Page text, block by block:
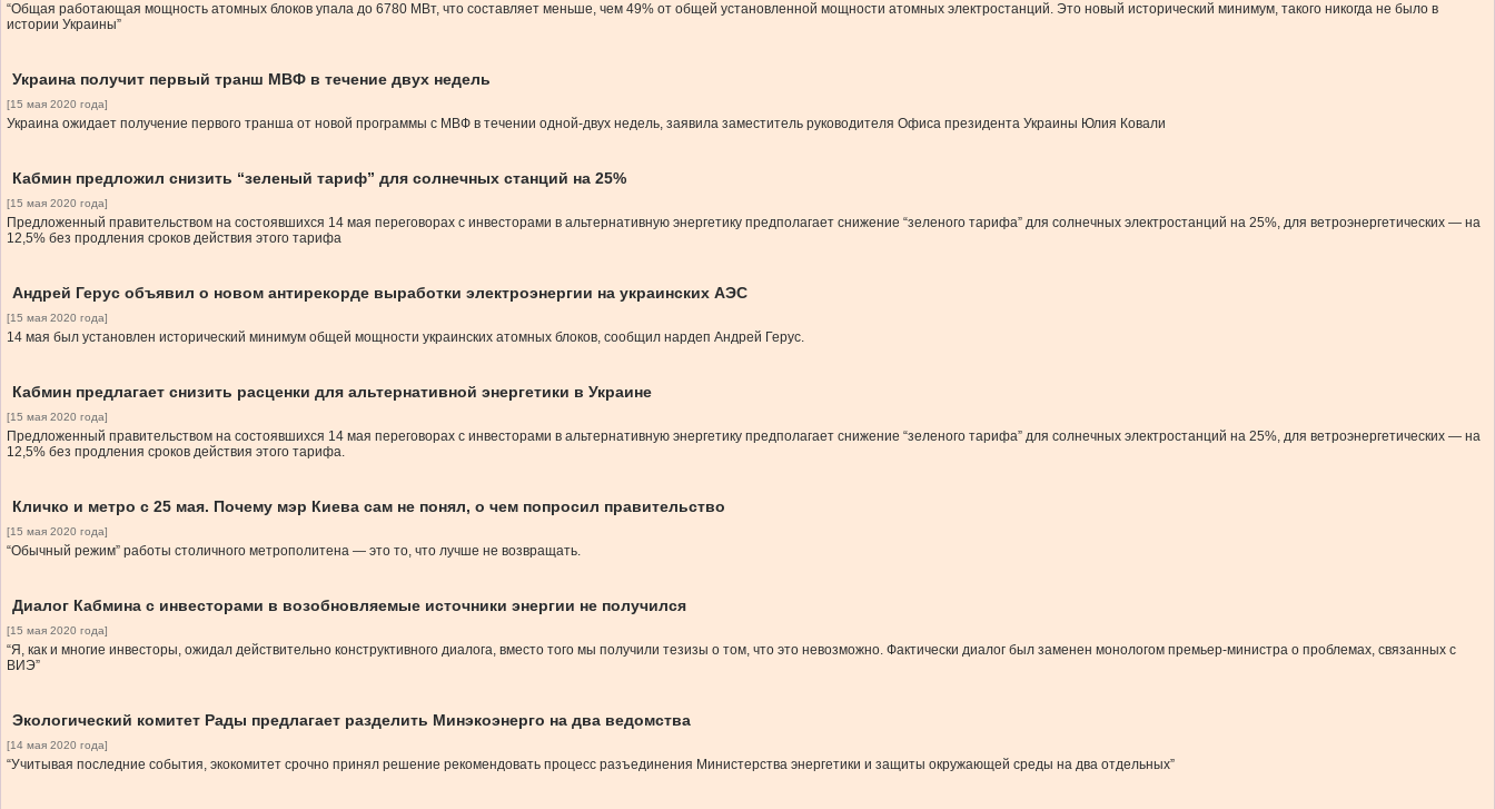
“Общая работающая мощность атомных блоков упала до 6780 МВт, что составляет меньше, чем 49% от общей установленной мощности атомных электростанций. Это новый исторический минимум, такого никогда не было в
истории Украины”
Украина получит первый транш МВФ в течение двух недель
[15 мая 2020 года]
Украина ожидает получение первого транша от новой программы с МВФ в течении одной-двух недель, заявила заместитель руководителя Офиса президента Украины Юлия Ковали
Кабмин предложил снизить “зеленый тариф” для солнечных станций на 25%
[15 мая 2020 года]
Предложенный правительством на состоявшихся 14 мая переговорах с инвесторами в альтернативную энергетику предполагает снижение “зеленого тарифа” для солнечных электростанций на 25%, для ветроэнергетических — на
12,5% без продления сроков действия этого тарифа
Андрей Герус объявил о новом антирекорде выработки электроэнергии на украинских АЭС
[15 мая 2020 года]
14 мая был установлен исторический минимум общей мощности украинских атомных блоков, сообщил нардеп Андрей Герус.
Кабмин предлагает снизить расценки для альтернативной энергетики в Украине
[15 мая 2020 года]
Предложенный правительством на состоявшихся 14 мая переговорах с инвесторами в альтернативную энергетику предполагает снижение “зеленого тарифа” для солнечных электростанций на 25%, для ветроэнергетических — на
12,5% без продления сроков действия этого тарифа.
Кличко и метро с 25 мая. Почему мэр Киева сам не понял, о чем попросил правительство
[15 мая 2020 года]
“Обычный режим” работы столичного метрополитена — это то, что лучше не возвращать.
Диалог Кабмина с инвесторами в возобновляемые источники энергии не получился
[15 мая 2020 года]
“Я, как и многие инвесторы, ожидал действительно конструктивного диалога, вместо того мы получили тезизы о том, что это невозможно. Фактически диалог был заменен монологом премьер-министра о проблемах, связанных с
ВИЭ”
Экологический комитет Рады предлагает разделить Минэкоэнерго на два ведомства
[14 мая 2020 года]
“Учитывая последние события, экокомитет срочно принял решение рекомендовать процесс разъединения Министерства энергетики и защиты окружающей среды на два отдельных”